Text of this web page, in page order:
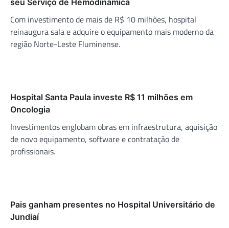
Com investimento de mais de R$ 10 milhões, hospital
reinaugura sala e adquire o equipamento mais moderno da
região Norte-Leste Fluminense.
Hospital Santa Paula investe R$ 11 milhões em
Oncologia
Investimentos englobam obras em infraestrutura, aquisição
de novo equipamento, software e contratação de
profissionais.
Pais ganham presentes no Hospital Universitário de
Jundiaí